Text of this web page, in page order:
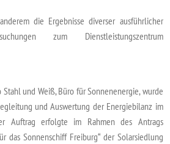
die Ergebnisse diverser ausführlicher
zum Dienstleistungszentrum
und Weiß, Büro für Sonnenenergie, wurde
und Auswertung der Energiebilanz im
Auftrag erfolgte im Rahmen des Antrags
das Sonnenschiff Freiburg“ der Solarsiedlung